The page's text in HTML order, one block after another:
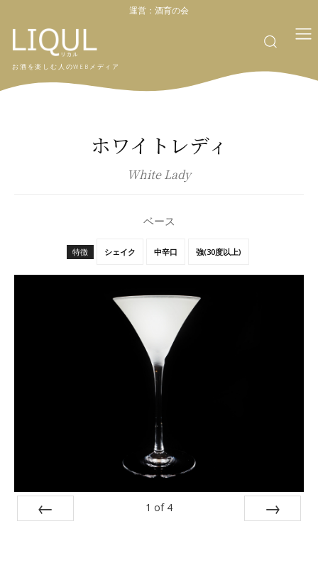
運営： 酒育の会
お酒を楽しむ人のWEBメディア
ホワイトレディ
White Lady
ベース
特徴 シェイク 中辛口 強(30度以上)
1 of 4